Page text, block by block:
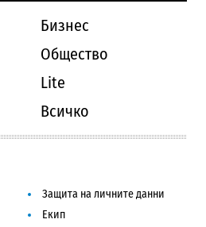
Бизнес
Общество
Lite
Всичко
Защита на личните данни
Екип